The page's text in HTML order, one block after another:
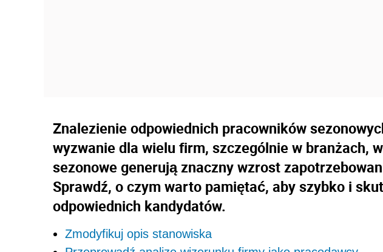
Znalezienie odpowiednich pracowników
wyzwanie dla wielu firm, szczególnie w branżach,
sezonowe generują znaczny wzrost
Sprawdź, o czym warto pamiętać, aby szybko i
odpowiednich kandydatów.
Zmodyfikuj opis stanowiska